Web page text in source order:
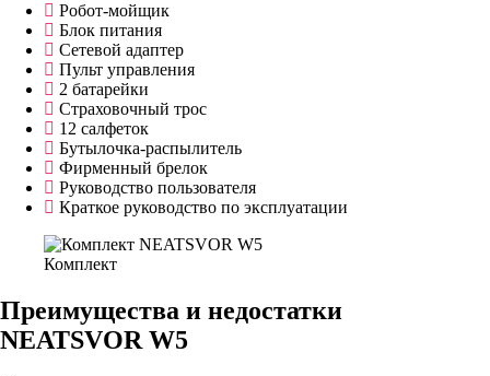
Робот-мойщик
Блок питания
Сетевой адаптер
Пульт управления
2 батарейки
Страховочный трос
12 салфеток
Бутылочка-распылитель
Фирменный брелок
Руководство пользователя
Краткое руководство по эксплуатации
Комплект
Преимущества и недостатки
NEATSVOR W5